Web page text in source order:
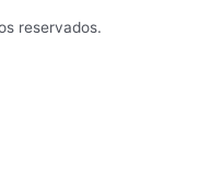
reservados.